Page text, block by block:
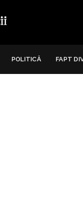
POLITICĂ FAPT